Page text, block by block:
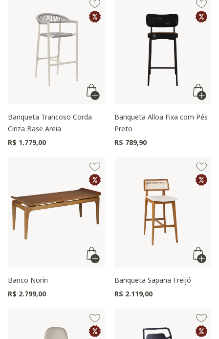
Banqueta Trancoso Corda
Cinza Base Areia
R$ 1.779,00
Banqueta Alloa Fixa com Pés
Preto
R$ 789,90
Banco Norin
R$ 2.799,00
Banqueta Sapana Freijó
R$ 2.119,00